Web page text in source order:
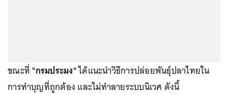
ขณะที่ "กรมประมง"ได้แนะนำวิธีการปล่อยพันธุ์ปลาไทยใน
การทำบุญที่ถูกต้อง และไม่ทำลายระบบนิเวศ ดังนี้